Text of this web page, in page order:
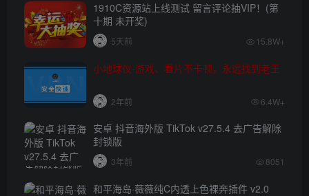
1910C资源站上线测试 留言评论抽VIP！(第
十期 未开奖)
5天前 15.8W+
小地球仪-游戏、看片不卡顿，永远找到老王
2年前 6.4W+
安卓 抖音海外版 TikTok v27.5.4 去广告解除
封锁版
3年前 8051
和平海岛·薇薇纯C内透上色裸奔插件 v2.0